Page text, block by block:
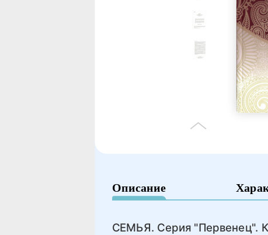
Описание
СЕМЬЯ. Серия "Первенец".